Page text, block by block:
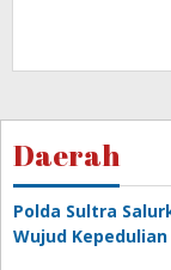
Daerah
Polda Sultra
Wujud